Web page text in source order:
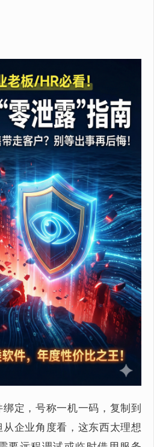
定，号称一机一码，复制到
企业角度看，这东西太理想